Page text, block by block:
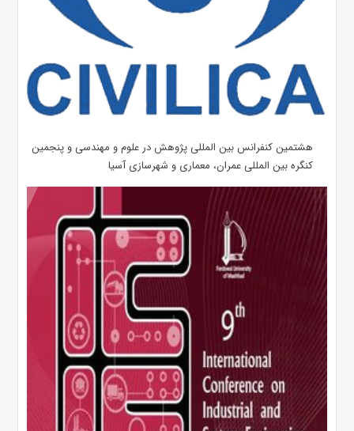
هشتمین کنفرانس بین المللی پژوهش در علوم و مهندسی و پنجمین
کنگره بین المللی عمران، معماری و شهرسازی آسیا